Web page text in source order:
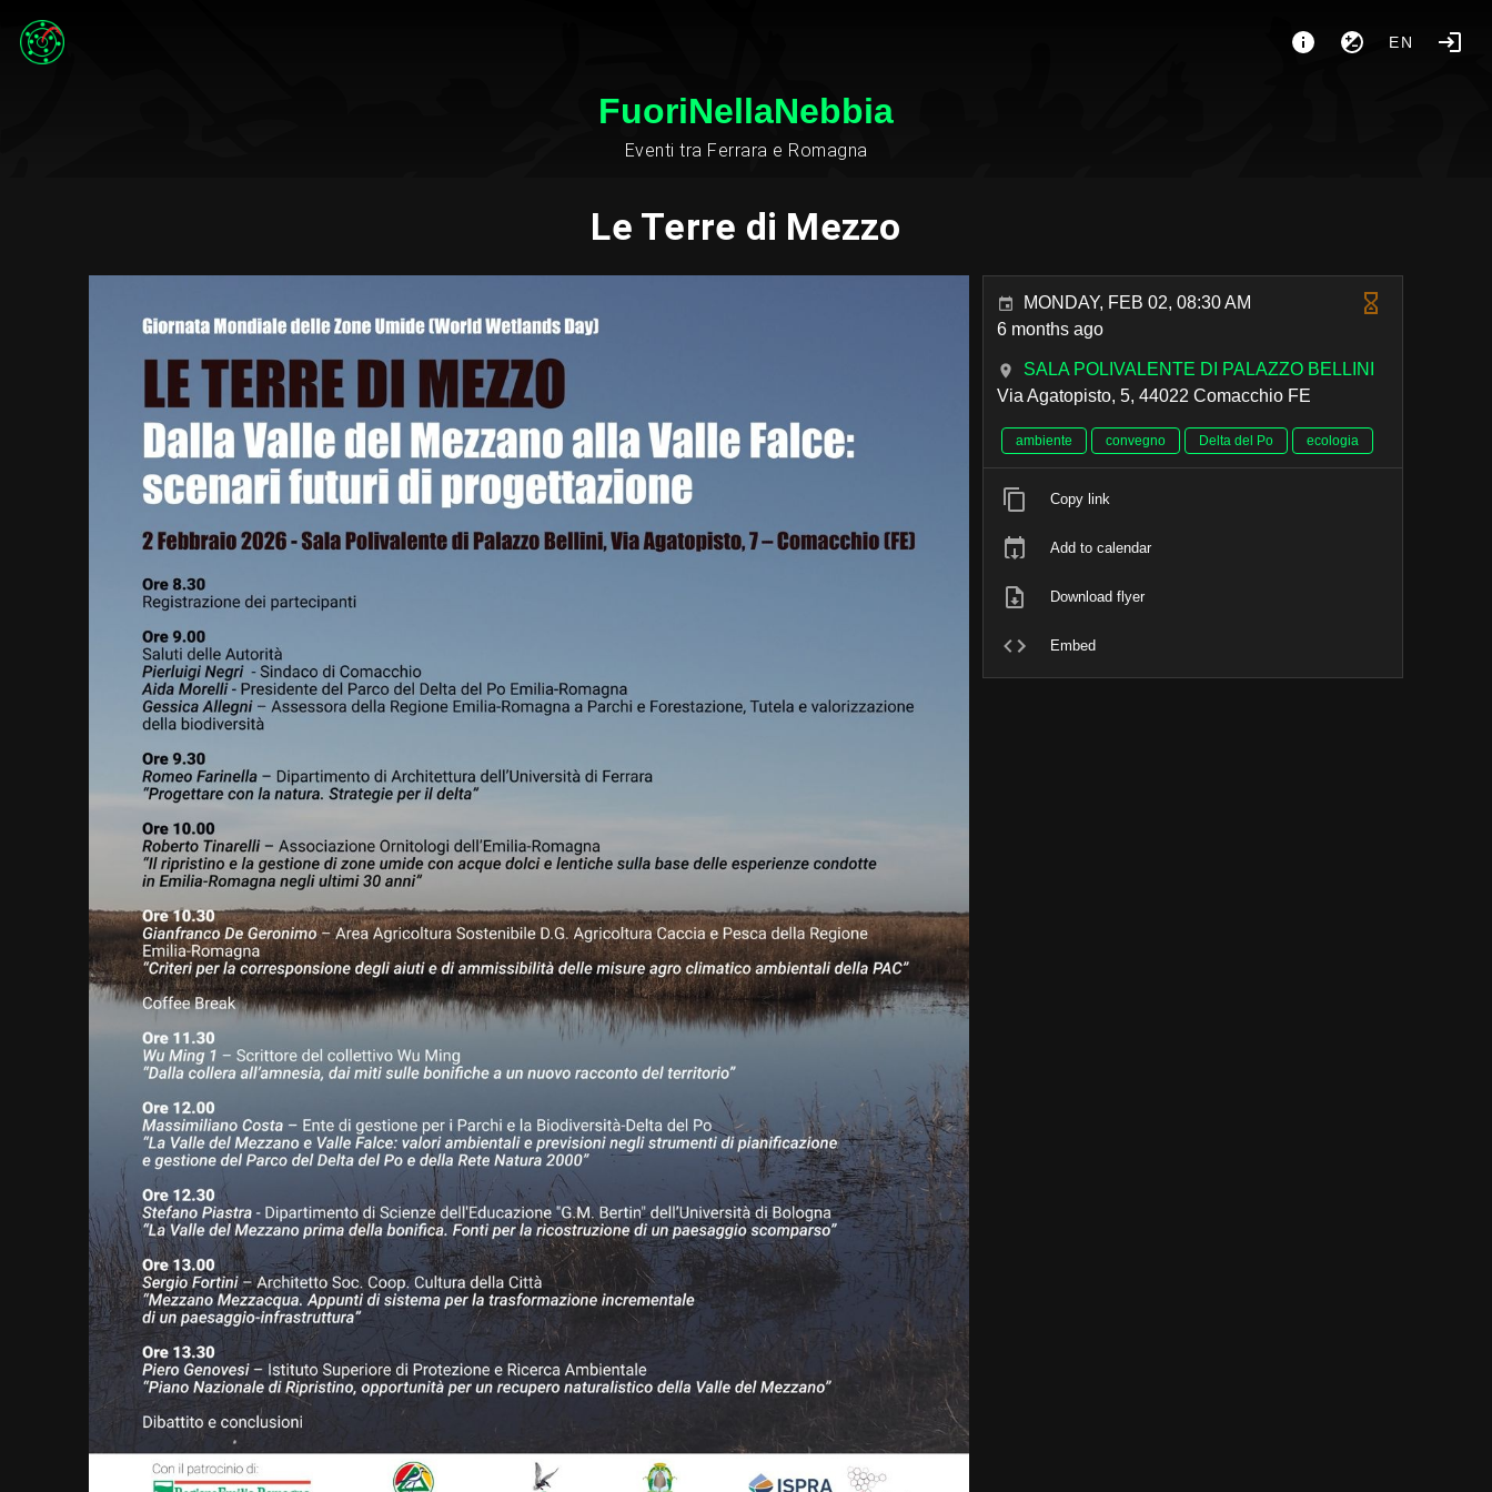
EN
FuoriNellaNebbia
Eventi tra Ferrara e Romagna
Le Terre di Mezzo
MONDAY, FEB 02, 08:30 AM
6 months ago
SALA POLIVALENTE DI PALAZZO BELLINI
Via Agatopisto, 5, 44022 Comacchio FE
ambiente convegno Delta del Po ecologia
Copy link
Add to calendar
Download flyer
Embed